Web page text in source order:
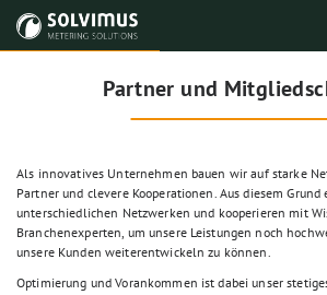
Partner und
Als innovatives Unternehmen bauen wir auf starke
Partner und clevere Kooperationen. Aus diesem
unterschiedlichen Netzwerken und kooperieren mit
Branchenexperten, um unsere Leistungen noch
unsere Kunden weiterentwickeln zu können.
Optimierung und Vorankommen ist dabei unser